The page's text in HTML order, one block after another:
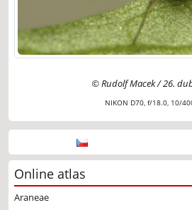
© Rudolf Macek / 26.
NIKON D70, f/18.0, 10/
Online atlas
Araneae